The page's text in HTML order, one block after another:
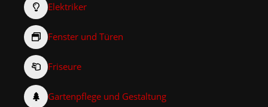
Elektriker
Fenster und Türen
Friseure
Gartenpflege und Gestaltung